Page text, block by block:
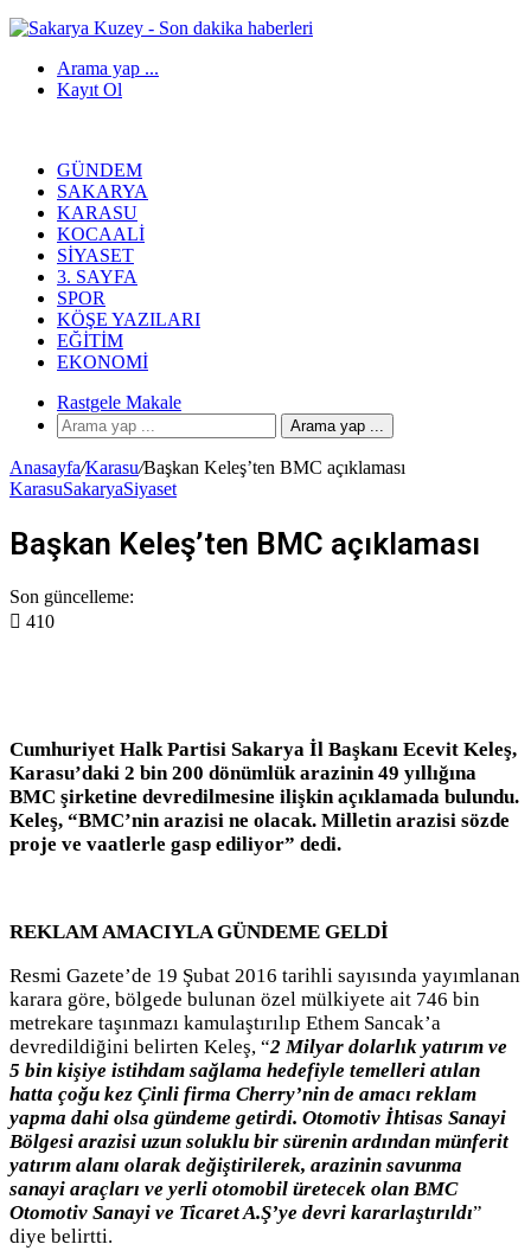
Arama yap ...
Kayıt Ol
GÜNDEM
SAKARYA
KARASU
KOCAALI
SIYASET
3. SAYFA
SPOR
KÖŞE YAZILARI
EĞITIM
EKONOMI
Rastgele Makale
Arama yap ...
Anasayfa/Karasu/Başkan Keleş’ten BMC açıklaması
KarasuSakaryaSiyaset
Başkan Keleş’ten BMC açıklaması
Son güncelleme:
410
Cumhuriyet Halk Partisi Sakarya İl Başkanı Ecevit Keleş,
Karasu’daki 2 bin 200 dönümlük arazinin 49 yıllığına
BMC şirketine devredilmesine ilişkin açıklamada bulundu.
Keleş, “BMC’nin arazisi ne olacak. Milletin arazisi sözde
proje ve vaatlerle gasp ediliyor” dedi.
REKLAM AMACIYLA GÜNDEME GELDİ
Resmi Gazete’de 19 Şubat 2016 tarihli sayısında yayımlanan
karara göre, bölgede bulunan özel mülkiyete ait 746 bin
metrekare taşınmazı kamulaştırılıp Ethem Sancak’a
devredildiğini belirten Keleş, “2 Milyar dolarlık yatırım ve
5 bin kişiye istihdam sağlama hedefiyle temelleri atılan
hatta çoğu kez Çinli firma Cherry’nin de amacı reklam
yapma dahi olsa gündeme getirdi. Otomotiv İhtisas Sanayi
Bölgesi arazisi uzun soluklu bir sürenin ardından münferit
yatırım alanı olarak değiştirilerek, arazinin savunma
sanayi araçları ve yerli otomobil üretecek olan BMC
Otomotiv Sanayi ve Ticaret A.Ş’ye devri kararlaştırıldı”
diye belirtti.